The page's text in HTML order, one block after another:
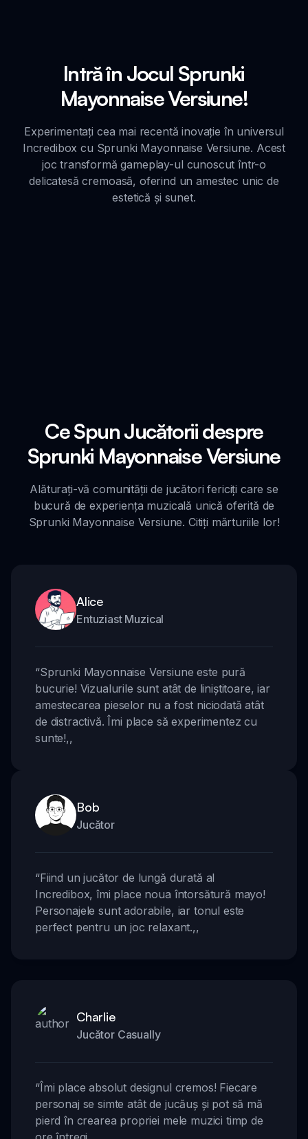
Intră în Jocul Sprunki
Mayonnaise Versiune!
Experimentați cea mai recentă inovație în universul
Incredibox cu Sprunki Mayonnaise Versiune. Acest
joc transformă gameplay-ul cunoscut într-o
delicatesă cremoasă, oferind un amestec unic de
estetică și sunet.
Ce Spun Jucătorii despre
Sprunki Mayonnaise Versiune
Alăturați-vă comunității de jucători fericiți care se
bucură de experiența muzicală unică oferită de
Sprunki Mayonnaise Versiune. Citiți mărturiile lor!
Alice
Entuziast Muzical
“Sprunki Mayonnaise Versiune este pură
bucurie! Vizualurile sunt atât de liniștitoare, iar
amestecarea pieselor nu a fost niciodată atât
de distractivă. Îmi place să experimentez cu
sunte!,,
Bob
Jucător
“Fiind un jucător de lungă durată al
Incredibox, îmi place noua întorsătură mayo!
Personajele sunt adorabile, iar tonul este
perfect pentru un joc relaxant.,,
Charlie
Jucător Casually
“Îmi place absolut designul cremos! Fiecare
personaj se simte atât de jucăuș și pot să mă
pierd în crearea propriei mele muzici timp de